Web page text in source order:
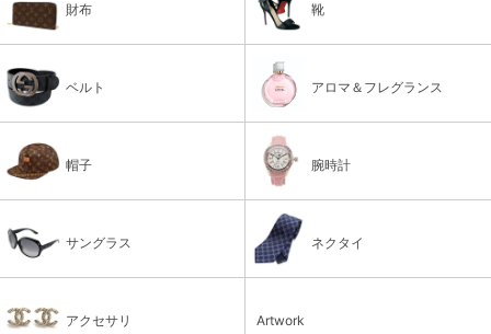
財布 靴
ベルト アロマ＆フレグランス
帽子 腕時計
サングラス ネクタイ
アクセサリ Artwork